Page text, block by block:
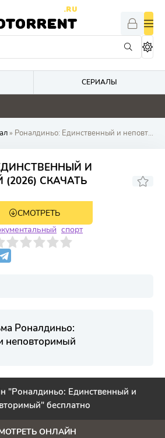
.RU
СЕРИАЛЫ
0 0
» Роналдиньо: Единственный и неповторимый
И
СКАЧАТЬ
3 серия
СМОТРЕТЬ
спорт
10
Роналдиньо:
неповторимый
"Роналдиньо: Единственный и
бесплатно
ОНЛАЙН